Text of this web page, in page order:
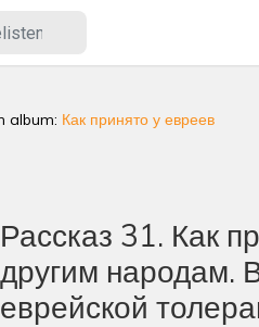
album: Как принято у евреев
Рассказ 31. Как
другим народам.
еврейской